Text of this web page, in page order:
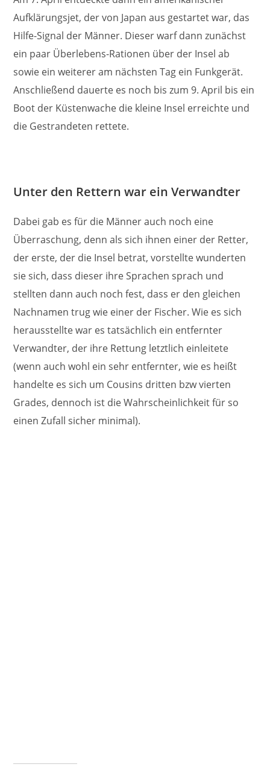
Aufklärungsjet, der von Japan aus gestartet war, das
Hilfe-Signal der Männer. Dieser warf dann zunächst
ein paar Überlebens-Rationen über der Insel ab
sowie ein weiterer am nächsten Tag ein Funkgerät.
Anschließend dauerte es noch bis zum 9. April bis ein
Boot der Küstenwache die kleine Insel erreichte und
die Gestrandeten rettete.
Unter den Rettern war ein Verwandter
Dabei gab es für die Männer auch noch eine
Überraschung, denn als sich ihnen einer der Retter,
der erste, der die Insel betrat, vorstellte wunderten
sie sich, dass dieser ihre Sprachen sprach und
stellten dann auch noch fest, dass er den gleichen
Nachnamen trug wie einer der Fischer. Wie es sich
herausstellte war es tatsächlich ein entfernter
Verwandter, der ihre Rettung letztlich einleitete
(wenn auch wohl ein sehr entfernter, wie es heißt
handelte es sich um Cousins dritten bzw vierten
Grades, dennoch ist die Wahrscheinlichkeit für so
einen Zufall sicher minimal).